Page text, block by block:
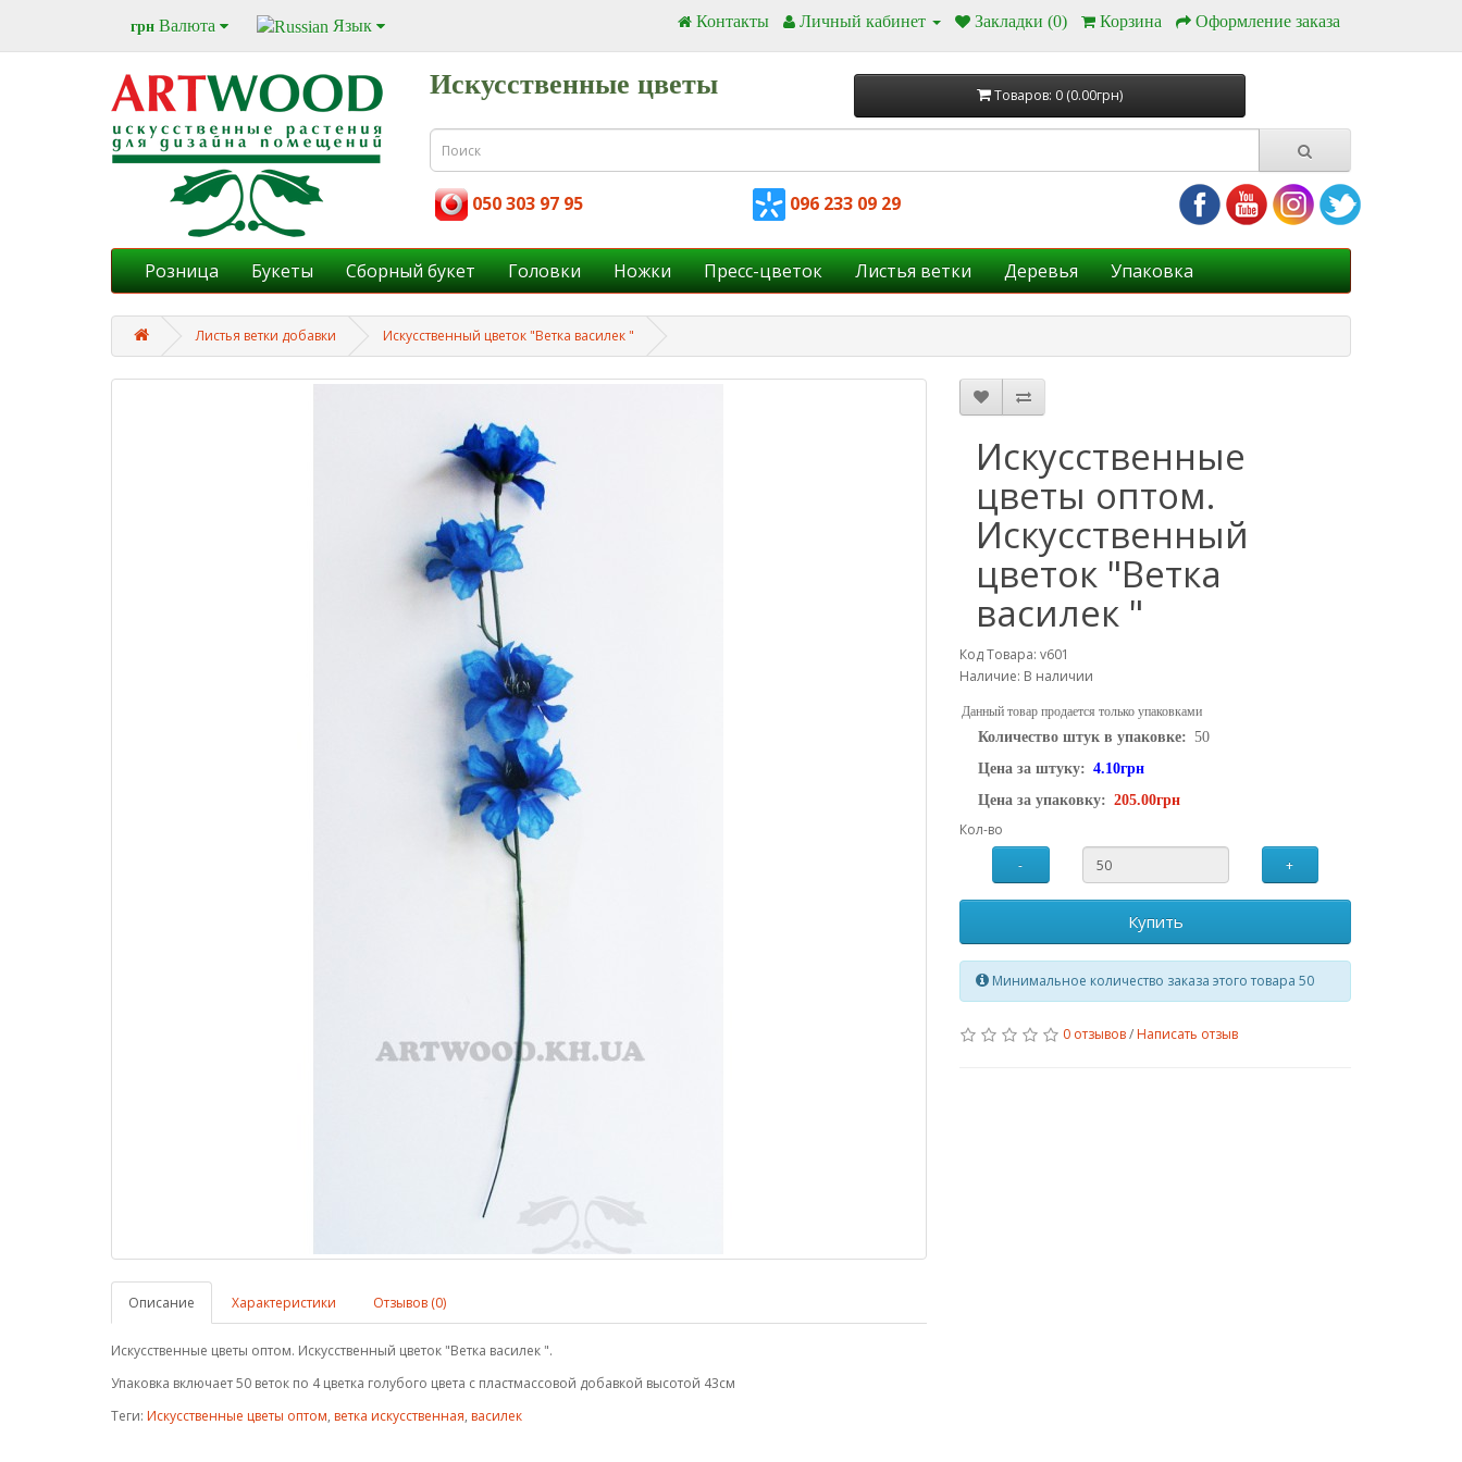
грн Валюта Язык Контакты Личный кабинет Закладки (0) Корзина Оформление заказа
Искусственные цветы Товаров: 0 (0.00грн)
050 303 97 95 096 233 09 29
Розница Букеты Cборный букет Головки Ножки Пресс-цветок Листья ветки Деревья Упаковка
Листья ветки добавки Искусственный цветок "Ветка василек "
Описание Характеристики Отзывов (0)
Искусственные цветы оптом. Искусственный цветок "Ветка василек ".
Упаковка включает 50 веток по 4 цветка голубого цвета с пластмассовой добавкой высотой 43см
Искусственные
цветы оптом.
Искусственный
цветок "Ветка
василек "
Код Товара: v601
Наличие: В наличии
Данный товар продается только упаковками
Количество штук в упаковке: 50
Цена за штуку: 4.10грн
Цена за упаковку: 205.00грн
Кол-во
-
+
Купить
Минимальное количество заказа этого товара 50
0 отзывов/ Написать отзыв
Теги: Искусственные цветы оптом, ветка искусственная, василек